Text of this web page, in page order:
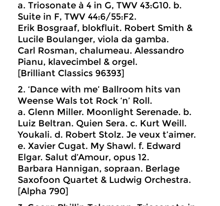
a. Triosonate à 4 in G, TWV 43:G10. b.
Suite in F, TWV 44:6/55:F2.
Erik Bosgraaf, blokfluit. Robert Smith &
Lucile Boulanger, viola da gamba.
Carl Rosman, chalumeau. Alessandro
Pianu, klavecimbel & orgel.
[Brilliant Classics 96393]
2. ‘Dance with me’ Ballroom hits van
Weense Wals tot Rock ‘n’ Roll.
a. Glenn Miller. Moonlight Serenade. b.
Luiz Beltran. Quien Sera. c. Kurt Weill.
Youkali. d. Robert Stolz. Je veux t’aimer.
e. Xavier Cugat. My Shawl. f. Edward
Elgar. Salut d’Amour, opus 12.
Barbara Hannigan, sopraan. Berlage
Saxofoon Quartet & Ludwig Orchestra.
[Alpha 790]